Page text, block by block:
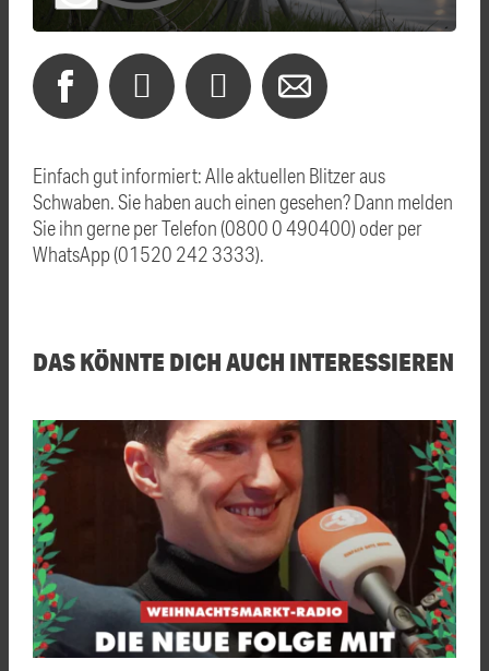
Einfach gut informiert: Alle aktuellen Blitzer aus
Schwaben. Sie haben auch einen gesehen? Dann melden
Sie ihn gerne per Telefon (0800 0 490400) oder per
WhatsApp (01520 242 3333).
DAS KÖNNTE DICH AUCH INTERESSIEREN